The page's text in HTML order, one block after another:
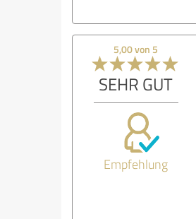
5,00 von 5
SEHR GUT
Empfehlung